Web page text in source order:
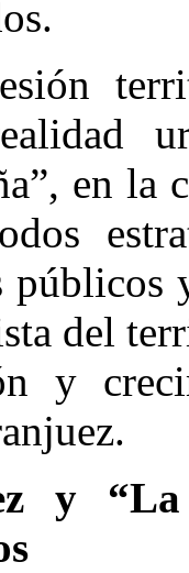
en la
públicos
del
y
y